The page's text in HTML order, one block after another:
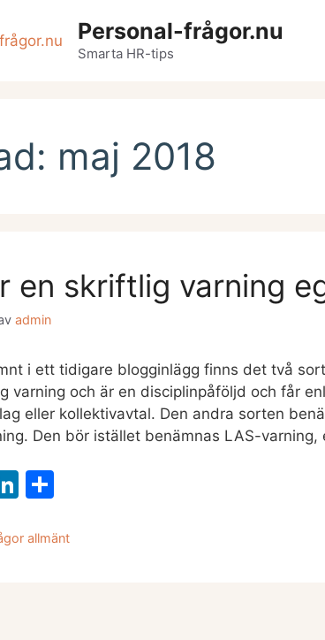
Personal-frågor.nu
Smarta HR-tips
maj 2018
en skriftlig varning
admin
i ett tidigare blogginlägg finns det två
varning och är en disciplinpåföljd och får
eller kollektivavtal. Den andra sorten
Den bör istället benämnas LAS-varning,
Li
k a
allmänt